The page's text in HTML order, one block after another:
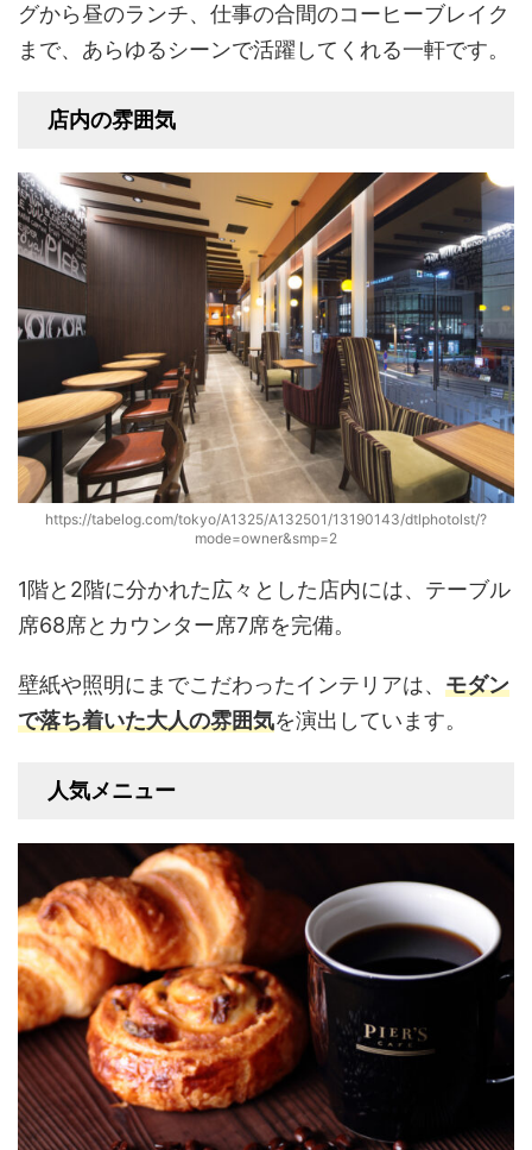
グから昼のランチ、仕事の合間のコーヒーブレイク
まで、あらゆるシーンで活躍してくれる一軒です。
店内の雰囲気
https://tabelog.com/tokyo/A1325/A132501/13190143/dtlphotolst/?
mode=owner&smp=2
1階と2階に分かれた広々とした店内には、テーブル
席68席とカウンター席7席を完備。
壁紙や照明にまでこだわったインテリアは、 モダン
で落ち着いた大人の雰囲気を演出しています。
人気メニュー